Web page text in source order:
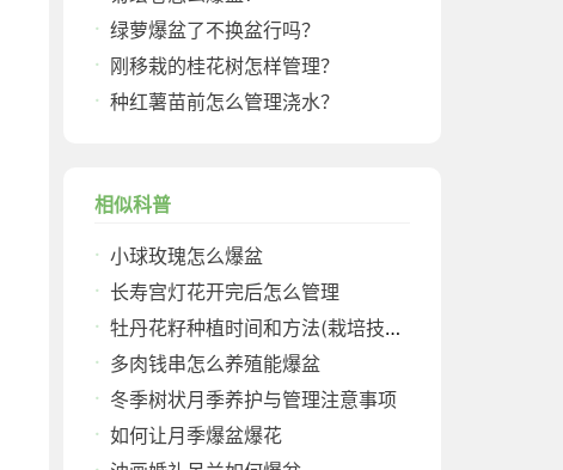
绿萝爆盆了不换盆行吗？
刚移栽的桂花树怎样管理？
种红薯苗前怎么管理浇水？
相似科普
小球玫瑰怎么爆盆
长寿宫灯花开完后怎么管理
牡丹花籽种植时间和方法(栽培技术与管理)
多肉钱串怎么养殖能爆盆
冬季树状月季养护与管理注意事项
如何让月季爆盆爆花